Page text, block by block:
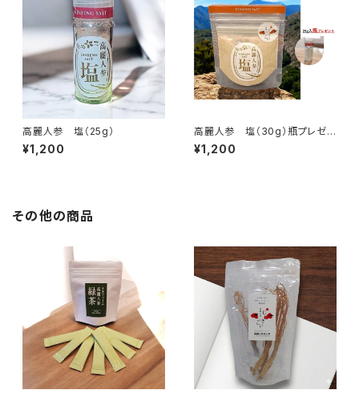
高麗人参 塩（25g）
¥1,200
高麗人参 塩（30g）瓶プレゼン
ト
¥1,200
その他の商品